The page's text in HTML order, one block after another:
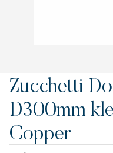
Zucchetti
D300mm
Copper